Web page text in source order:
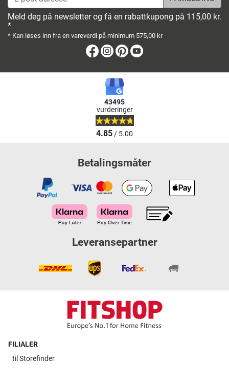
Meld deg på newsletter og få en rabattkupong på 115,00 kr.
*
* Kan løses inn fra en vareverdi på minimum 575,00 kr
Facebook
Instagram
Pinterest
43495
vurderinger
4.85/ 5.00
Betalingsmåter
Leveransepartner
FILIALER
til Storefinder